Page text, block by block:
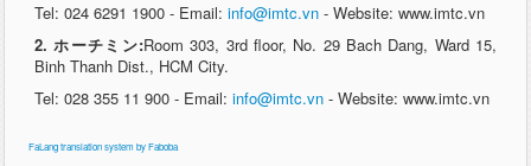
Tel: 024 6291 1900 - Email: info@imtc.vn - Website: www.imtc.vn
2. ホーチミン:Room 303, 3rd floor, No. 29 Bach Dang, Ward 15,
Binh Thanh Dist., HCM City.
Tel: 028 355 11 900 - Email: info@imtc.vn - Website: www.imtc.vn
FaLang translation system by Faboba